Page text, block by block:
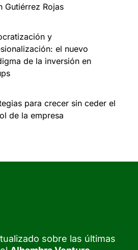
Gutiérrez Rojas
y
el nuevo
de la inversión en
para crecer sin ceder el
de la empresa
sobre las últimas